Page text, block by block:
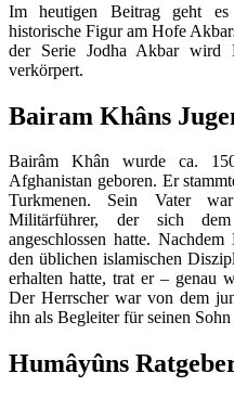
Im heutigen Beitrag geht
historische Figur am Hofe
der Serie Jodha Akbar wird
verkörpert.
Bairam Khâns
Bairâm Khân wurde ca.
Afghanistan geboren. Er
Turkmenen. Sein Vater
Militärführer, der sich
angeschlossen hatte.
den üblichen islamischen
erhalten hatte, trat er – genau
Der Herrscher war von dem
ihn als Begleiter für seinen
Humâyûns